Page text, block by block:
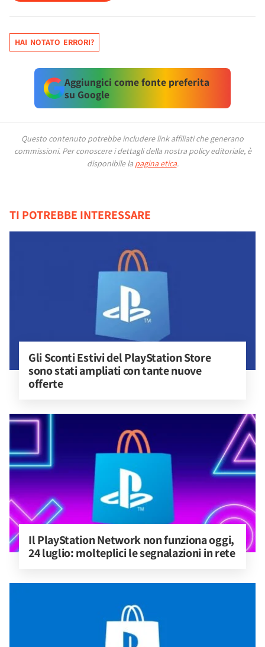
HAI NOTATO ERRORI?
Aggiungici come fonte preferita
su Google
Questo contenuto potrebbe includere link affiliati che generano
commissioni. Per conoscere i dettagli della nostra policy editoriale, è
disponibile la pagina etica.
TI POTREBBE INTERESSARE
Gli Sconti Estivi del PlayStation Store
sono stati ampliati con tante nuove
offerte
Il PlayStation Network non funziona oggi,
24 luglio: molteplici le segnalazioni in rete